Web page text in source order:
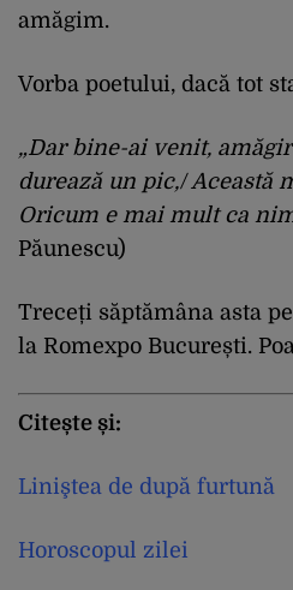
amăgim.
Vorba poetului, dacă tot
„Dar bine-ai venit,
durează un pic,/ Această
Oricum e mai mult ca
Păunescu)
Treceți săptămâna asta
la Romexpo București.
Citește și:
Liniştea de după furtună
Horoscopul zilei